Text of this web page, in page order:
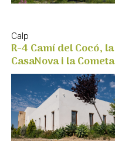
Calp
R-4 Camí del Cocó, la
CasaNova i la Cometa